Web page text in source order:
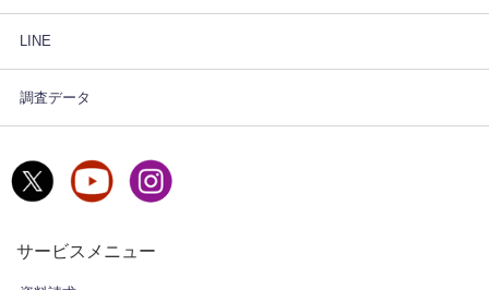
LINE
調査データ
サービスメニュー